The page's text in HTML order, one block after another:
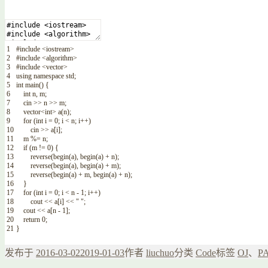
1
2
3
4
5
6
7
8
9
10
11
12
13
14
15
16
17
18
19
20
21
#include <iostream>
#include <algorithm>
#include <vector>
using namespace std;
int main() {
int n, m;
cin >> n >> m;
vector<int> a(n);
for (int i = 0; i < n; i++)
cin >> a[i];
m %= n;
if (m != 0) {
reverse(begin(a), begin(a) + n);
reverse(begin(a), begin(a) + m);
reverse(begin(a) + m, begin(a) + n);
}
for (int i = 0; i < n - 1; i++)
cout << a[i] << " ";
cout << a[n - 1];
return 0;
}
发布于 2016-03-022019-01-03作者 liuchuo分类 Code标签 OJ、